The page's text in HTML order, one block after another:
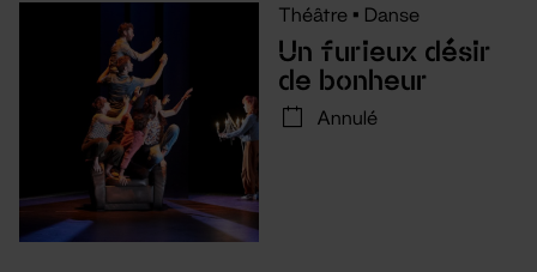
Théâtre • Danse
Un furieux désir
de bonheur
Annulé